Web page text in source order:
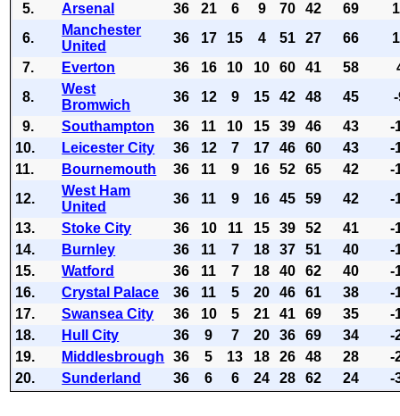
5.
Arsenal 36 21 6 9 70 42 69
6.
Manchester
United
36 17 15 4 51 27 66
7.
Everton 36 16 10 10 60 41 58
8.
West
Bromwich
36 12 9 15 42 48 45
9.
Southampton 36 11 10 15 39 46 43
-
10.
Leicester City 36 12 7 17 46 60 43
-
11.
Bournemouth 36 11 9 16 52 65 42
-
12.
West Ham
United
36 11 9 16 45 59 42
-
13.
Stoke City 36 10 11 15 39 52 41
-
14.
Burnley 36 11 7 18 37 51 40
-
15.
Watford 36 11 7 18 40 62 40
-
16.
Crystal Palace 36 11 5 20 46 61 38
-
17.
Swansea City 36 10 5 21 41 69 35
-
18.
Hull City 36 9 7 20 36 69 34
-
19.
Middlesbrough 36 5 13 18 26 48 28
-
20.
Sunderland 36 6 6 24 28 62 24 -